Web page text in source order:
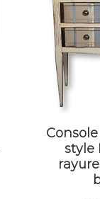
Console
style